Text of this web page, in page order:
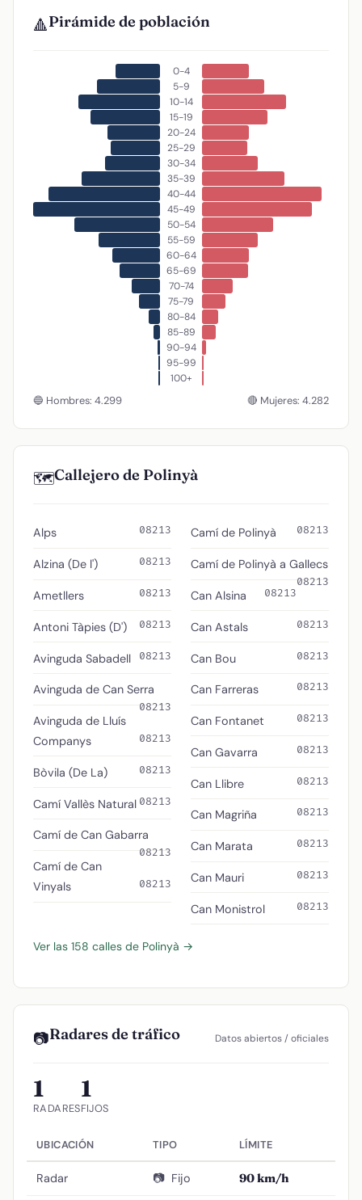
🔺Pirámide de población
0-4
5-9
10-14
15-19
20-24
25-29
30-34
35-39
40-44
45-49
50-54
55-59
60-64
65-69
70-74
75-79
80-84
85-89
90-94
95-99
100+
🔵 Hombres: 4.299 🔴 Mujeres: 4.282
🗺️Callejero de Polinyà
Alps 08213
Alzina (De l') 08213
Ametllers 08213
Antoni Tàpies (D') 08213
Avinguda Sabadell 08213
Avinguda de Can Serra
08213
Avinguda de Lluís
Companys
08213
Bòvila (De La) 08213
Camí Vallès Natural 08213
Camí de Can Gabarra
08213
Camí de Can
Vinyals
08213
Camí de Polinyà 08213
Camí de Polinyà a Gallecs
08213
Can Alsina 08213
Can Astals 08213
Can Bou 08213
Can Farreras 08213
Can Fontanet 08213
Can Gavarra 08213
Can Llibre 08213
Can Magriña 08213
Can Marata 08213
Can Mauri 08213
Can Monistrol 08213
Ver las 158 calles de Polinyà →
📷Radares de tráfico Datos abiertos / oficiales
1
RADARES
1
FIJOS
UBICACIÓN TIPO LÍMITE
Radar 📷 Fijo 90 km/h